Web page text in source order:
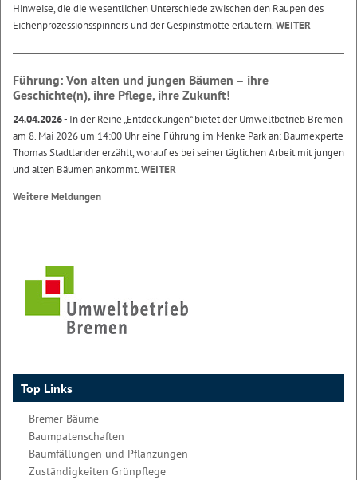
Hinweise, die die wesentlichen Unterschiede zwischen den Raupen des
Eichenprozessionsspinners und der Gespinstmotte erläutern.WEITER
Führung: Von alten und jungen Bäumen – ihre
Geschichte(n), ihre Pflege, ihre Zukunft!
24.04.2026 - In der Reihe „Entdeckungen“ bietet der Umweltbetrieb Bremen
am 8. Mai 2026 um 14:00 Uhr eine Führung im Menke Park an: Baumexperte
Thomas Stadtlander erzählt, worauf es bei seiner täglichen Arbeit mit jungen
und alten Bäumen ankommt.WEITER
Weitere Meldungen
Top Links
Bremer Bäume
Baumpatenschaften
Baumfällungen und Pflanzungen
Zuständigkeiten Grünpflege